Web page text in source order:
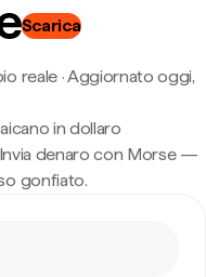
Scarica
reale·Aggiornato oggi,
in dollaro
denaro con Morse —
gonfiato.